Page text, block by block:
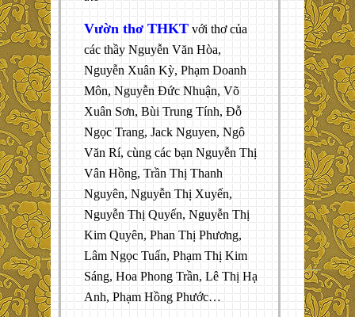
Vườn thơ THKT với thơ của
các thầy Nguyễn Văn Hòa,
Nguyễn Xuân Kỳ, Phạm Doanh
Môn, Nguyễn Đức Nhuận, Võ
Xuân Sơn, Bùi Trung Tính, Đỗ
Ngọc Trang, Jack Nguyen, Ngô
Văn Rí, cùng các bạn Nguyễn Thị
Vân Hồng, Trần Thị Thanh
Nguyên, Nguyễn Thị Xuyến,
Nguyễn Thị Quyến, Nguyễn Thị
Kim Quyên, Phan Thị Phương,
Lâm Ngọc Tuấn, Phạm Thị Kim
Sáng, Hoa Phong Trần, Lê Thị Hạ
Anh, Phạm Hồng Phước…